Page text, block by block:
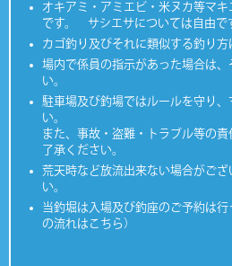
オキアミ・アミエビ・米ヌカ等マ
です。 サシエサについては自由で
カゴ釣り及びそれに類似する釣り方
場内で係員の指示があった場合は
い。
駐車場及び釣場ではルールを守り
い。
また、事故・盗難・トラブル等の
了承ください。
荒天時など放流出来ない場合がござ
い。
当釣堀は入場及び釣座のご予約は
の流れはこちら）